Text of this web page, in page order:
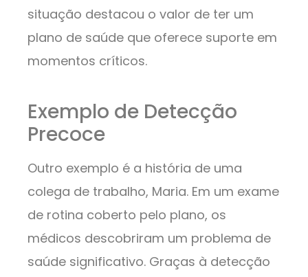
situação destacou o valor de ter um
plano de saúde que oferece suporte em
momentos críticos.
Exemplo de Detecção
Precoce
Outro exemplo é a história de uma
colega de trabalho, Maria. Em um exame
de rotina coberto pelo plano, os
médicos descobriram um problema de
saúde significativo. Graças à detecção